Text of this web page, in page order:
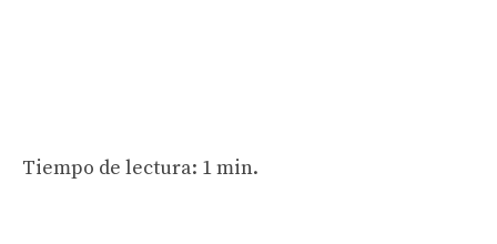
Tiempo de lectura: 1 min.